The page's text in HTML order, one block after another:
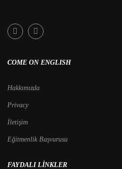
COME ON ENGLISH
Hakkımızda
Privacy
İletişim
Eğitmenlik Başvurusu
FAYDALI LINKLER